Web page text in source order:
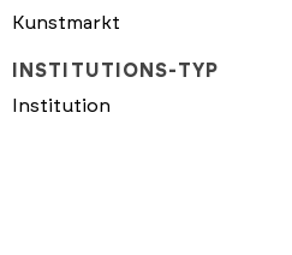
Kunstmarkt
INSTITUTIONS-TYP
Institution